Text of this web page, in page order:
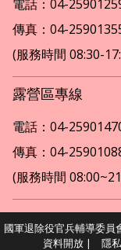
電話：04-
傳真：04-
(服務時間 08:30-
露營區專線
電話：04-
傳真：04-
(服務時間
國軍退除役官兵輔導委
資料開放| 隱